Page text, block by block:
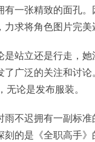
有一张精致的面孔
求将角色图片完美
是站立还是行走，
了广泛的关注和讨
论是发布服装。
雨不迟拥有一副标
刻的是《全职高手